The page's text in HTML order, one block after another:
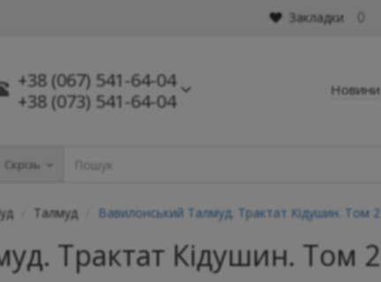
Закладки 0
+38 (067) 541-64-04
+38 (073) 541-64-04
Новини
Скрізь
Талмуд Вавилонський Талмуд. Трактат Кідушин. Том 2
Трактат Кідушин. Том 2